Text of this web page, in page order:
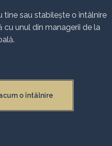
sau stabilește o întâlnire
unul din managerii de la
o întâlnire